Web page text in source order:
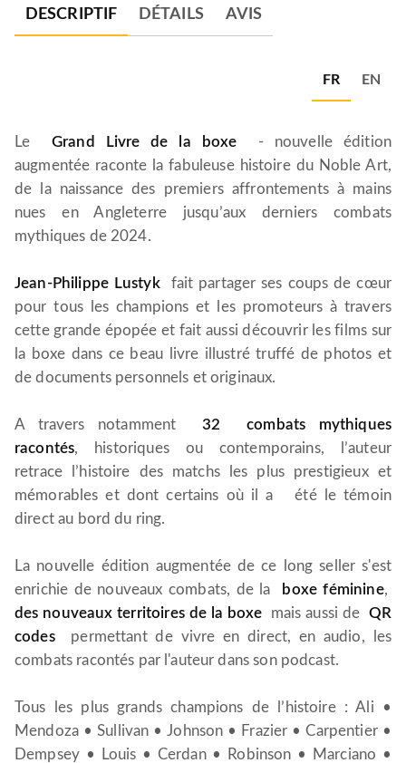
DESCRIPTIF DÉTAILS AVIS
FR EN
LeGrand Livre de la boxe - nouvelle édition
augmentée raconte la fabuleuse histoire du Noble Art,
de la naissance des premiers affrontements à mains
nues en Angleterre jusqu’aux derniers combats
mythiques de 2024.
Jean-Philippe Lustykfait partager ses coups de cœur
pour tous les champions et les promoteurs à travers
cette grande épopée et fait aussi découvrir les films sur
la boxe dans ce beau livre illustré truffé de photos et
de documents personnels et originaux.
A travers notamment 32 combats mythiques
racontés, historiques ou contemporains, l’auteur
retrace l’histoire des matchs les plus prestigieux et
mémorables et dont certains où il a été le témoin
direct au bord du ring.
La nouvelle édition augmentée de ce long seller s'est
enrichie de nouveaux combats, de la boxe féminine,
des nouveaux territoires de la boxe mais aussi de QR
codespermettant de vivre en direct, en audio, les
combats racontés par l'auteur dans son podcast.
Tous les plus grands champions de l’histoire : Ali •
Mendoza • Sullivan • Johnson • Frazier • Carpentier •
Dempsey • Louis • Cerdan • Robinson • Marciano •